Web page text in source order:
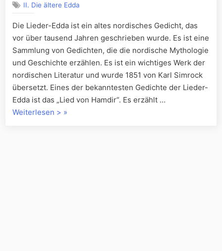
II. Die ältere Edda
Die Lieder-Edda ist ein altes nordisches Gedicht, das
vor über tausend Jahren geschrieben wurde. Es ist eine
Sammlung von Gedichten, die die nordische Mythologie
und Geschichte erzählen. Es ist ein wichtiges Werk der
nordischen Literatur und wurde 1851 von Karl Simrock
übersetzt. Eines der bekanntesten Gedichte der Lieder-
Edda ist das „Lied von Hamdir“. Es erzählt …
Weiterlesen > „„Hamdirs
»